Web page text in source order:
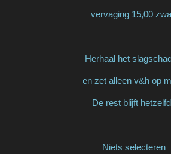
vervaging 15,00
Herhaal het
en zet alleen v&h op
De rest blijft
Niets selecteren